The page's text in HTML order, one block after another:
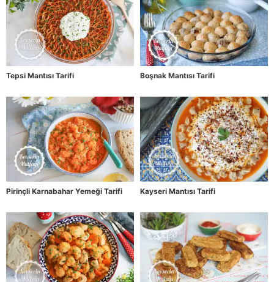
Tepsi Mantısı Tarifi Boşnak Mantısı Tarifi
Pirinçli Karnabahar Yemeği Tarifi Kayseri Mantısı Tarifi